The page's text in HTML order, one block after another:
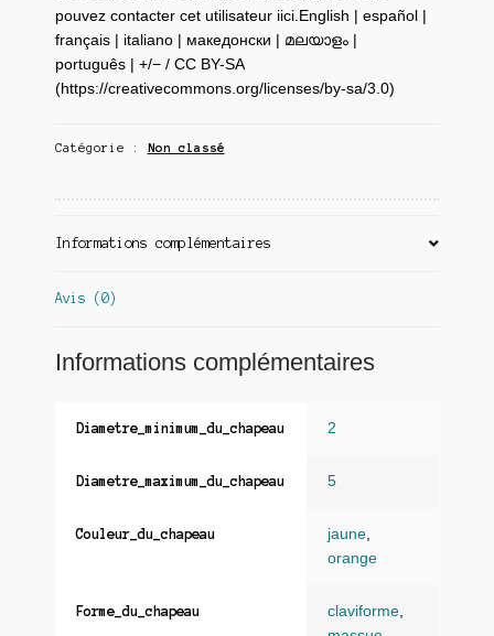
pouvez contacter cet utilisateur iici.English | español |
français | italiano | македонски | മലയാളം |
português | +/− / CC BY-SA
(https://creativecommons.org/licenses/by-sa/3.0)
Catégorie : Non classé
Informations complémentaires
Avis (0)
Informations complémentaires
Diametre_minimum_du_chapeau 2
Diametre_maximum_du_chapeau 5
Couleur_du_chapeau jaune
orange
Forme_du_chapeau claviforme